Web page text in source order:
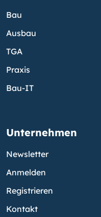
Bau
Ausbau
TGA
Praxis
Bau-IT
Unternehmen
Newsletter
Anmelden
Registrieren
Kontakt